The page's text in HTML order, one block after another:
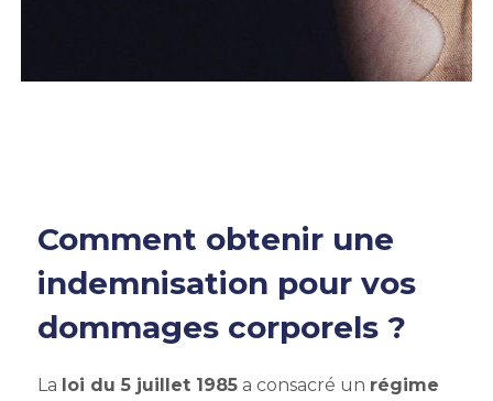
Comment obtenir une
indemnisation pour vos
dommages corporels ?
La loi du 5 juillet 1985a consacré un régime